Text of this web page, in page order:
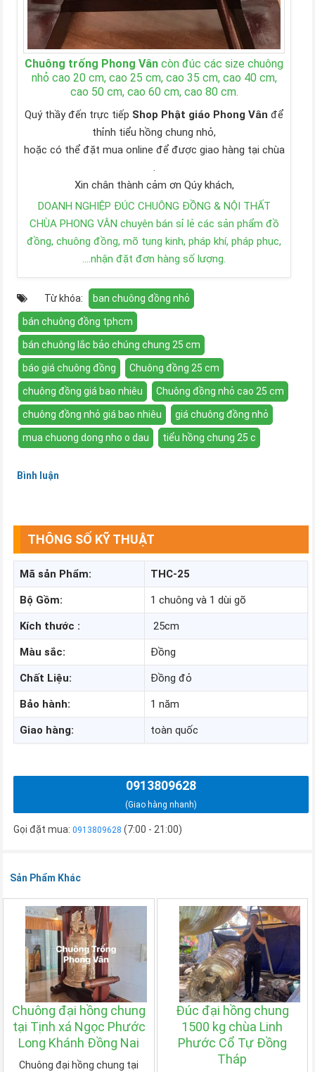
Chuông trống Phong Vân còn đúc các size chuông
nhỏ cao 20 cm, cao 25 cm, cao 35 cm, cao 40 cm,
cao 50 cm, cao 60 cm, cao 80 cm.
Quý thầy đến trực tiếp Shop Phật giáo Phong Vân để
thỉnh tiểu hồng chung nhỏ,
hoặc có thể đặt mua online để được giao hàng tại chùa
.
Xin chân thành cảm ơn Qúy khách,
DOANH NGHIỆP ĐÚC CHUÔNG ĐỒNG & NỘI THẤT
CHÙA PHONG VÂN chuyên bán sỉ lẻ các sản phẩm đồ
đồng, chuông đồng, mõ tụng kinh, pháp khí, pháp phục,
….nhận đặt đơn hàng số lượng.
Từ khóa: ban chuông đồng nhỏ
bán chuông đồng tphcm
bán chuông lắc bảo chúng chung 25 cm
báo giá chuông đồng Chuông đồng 25 cm
chuông đồng giá bao nhiêu Chuông đồng nhỏ cao 25 cm
chuông đồng nhỏ giá bao nhiêu giá chuông đồng nhỏ
mua chuong dong nho o dau tiểu hồng chung 25 c
Bình luận
THÔNG SỐ KỸ THUẬT
Mã sản Phẩm: THC-25
Bộ Gồm: 1 chuông và 1 dùi gõ
Kích thước : 25cm
Màu sắc: Đồng
Chất Liệu: Đồng đỏ
Bảo hành: 1 năm
Giao hàng: toàn quốc
0913809628
(Giao hàng nhanh)
Gọi đặt mua:0913809628 (7:00 - 21:00)
Sản Phẩm Khác
Chuông đại hồng chung
tại Tịnh xá Ngọc Phước
Long Khánh Đồng Nai
Chuông đại hồng chung tại
Đúc đại hồng chung
1500 kg chùa Linh
Phước Cổ Tự Đồng
Tháp